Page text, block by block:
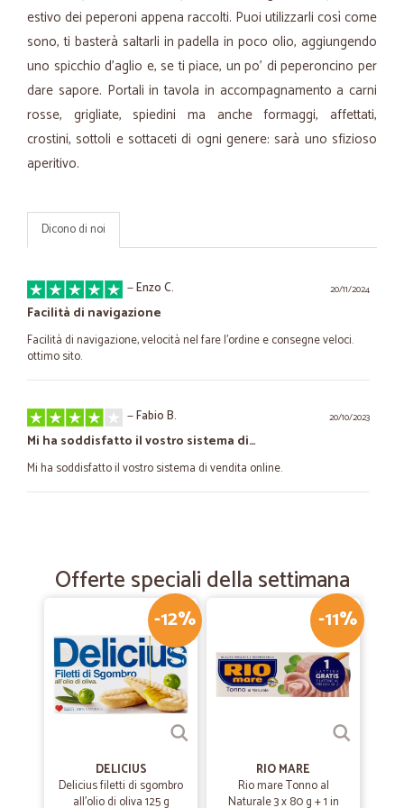
estivo dei peperoni appena raccolti. Puoi utilizzarli così come
sono, ti basterà saltarli in padella in poco olio, aggiungendo
uno spicchio d'aglio e, se ti piace, un po' di peperoncino per
dare sapore. Portali in tavola in accompagnamento a carni
rosse, grigliate, spiedini ma anche formaggi, affettati,
crostini, sottoli e sottaceti di ogni genere: sarà uno sfizioso
aperitivo.
Dicono di noi
20/11/2024
—Enzo C.
Facilità di navigazione
Facilità di navigazione, velocità nel fare l'ordine e consegne veloci.
ottimo sito.
20/10/2023
—Fabio B.
Mi ha soddisfatto il vostro sistema di…
Mi ha soddisfatto il vostro sistema di vendita online.
tutto perfetto...descrizione..pacco e spedizione
23/12/2020
—Rossana L.
Servizio perfetto
Servizio perfetto. Nulla da eccepire
Servizio eccellente!!
Servizio eccellente!!! Consegna in anticipo di un giorno, imballaggio
Offerte speciali della settimana
-12%
DELICIUS
Delicius filetti di sgombro
all'olio di oliva 125 g
-11%
RIO MARE
Rio mare Tonno al
Naturale 3 x 80 g + 1 in